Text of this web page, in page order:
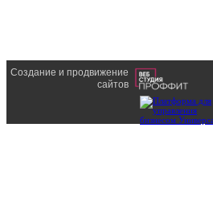
Создание и продвижение
сайтов